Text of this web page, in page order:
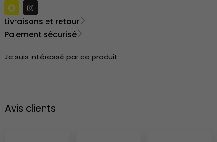
Livraisons et retour
Paiement sécurisé
Je suis intéressé par ce produit
Avis clients